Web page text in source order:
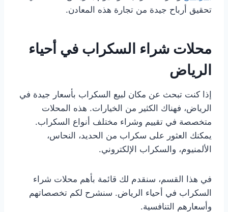
تحقيق أرباح جيدة من تجارة هذه المعادن.
محلات شراء السكراب في أحياء
الرياض
إذا كنت تبحث عن مكان لبيع السكراب بأسعار جيدة في
الرياض، فهناك الكثير من الخيارات. هذه المحلات
متخصصة في تقييم وشراء مختلف أنواع السكراب.
يمكنك العثور على سكراب من الحديد، النحاس،
الألمنيوم، والسكراب الإلكتروني.
في هذا القسم، سنقدم لك قائمة بأهم محلات شراء
السكراب في أحياء الرياض. سنشرح لكم تخصصاتهم
وأسعارهم التنافسية.